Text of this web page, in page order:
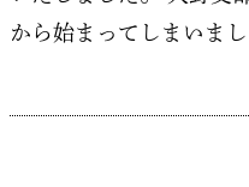
から始まってしまいま